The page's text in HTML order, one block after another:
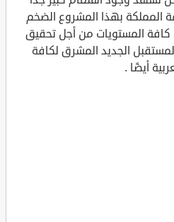
بهذا المشروع الضخم
المستويات من أجل تحقيق
الجديد المشرق لكافة
أيضًا .